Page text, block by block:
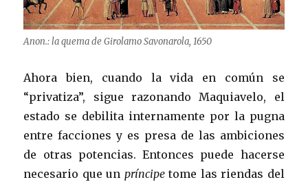
Anon.: la quema de Girolamo Savonarola, 1650
Ahora bien, cuando la vida en común se
“privatiza”, sigue razonando Maquiavelo, el
estado se debilita internamente por la pugna
entre facciones y es presa de las ambiciones
de otras potencias. Entonces puede hacerse
necesario que un príncipetome las riendas del